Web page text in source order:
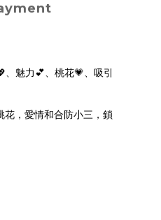
魅力💕、桃花💗、吸引
，愛情和合防小三，鎖